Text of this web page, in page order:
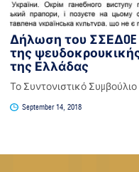
Δήλωση του ΣΣΕΔOE
της
της Ελλάδας
Το Συντονιστικό
September 14, 2018